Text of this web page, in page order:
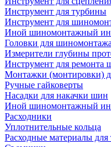
Инструмент для турбины
Инструмент для
Иной шиномонтажный
Головки для шиномонтажа
Измерители глубины
Инструмент для ремонта
Монтажки (монтировки)
Ручные гайковерты
Насадки для накачки шин
Иной шиномонтажный
Расходники
Уплотнительные кольца
Расходные материалы для